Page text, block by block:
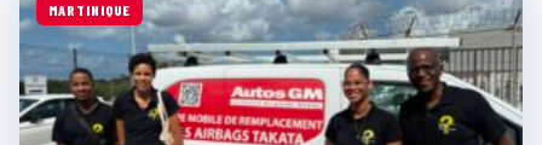
MARTINIQUE